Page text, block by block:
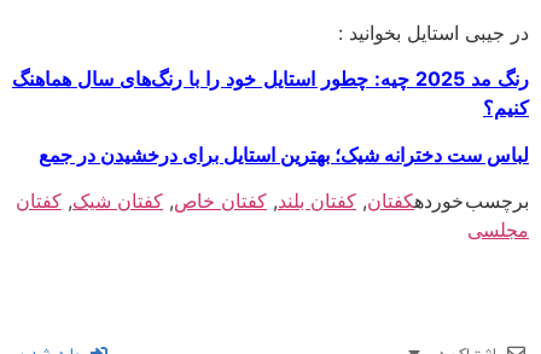
استایل بخوانید :
رنگ مد 2025 چیه: چطور استایل خود را با رنگ‌های سال هماهنگ
ست دخترانه شیک؛ بهترین استایل برای درخشیدن در جمع
خوردهکفتان,کفتان بلند, کفتان خاص,کفتان شیک,کفتان